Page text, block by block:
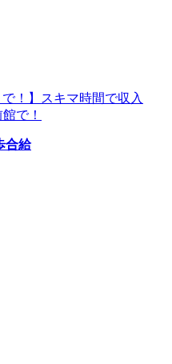
！】スキマ時間で収入
で！
合給